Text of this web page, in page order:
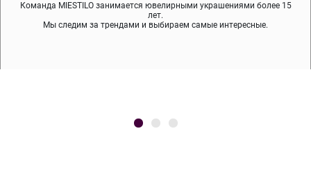
Команда MIESTILO занимается ювелирными украшениями более 15
лет.
Мы следим за трендами и выбираем самые интересные.
Мы используем покрытие (родий, ювелирный сплав), которое не
содержит никеля и свинца — это исключает аллергию.
Во время доставки спокойно примеряйте украшения, выбирайте те,
что вам нравятся, остальные заберёт курьер.